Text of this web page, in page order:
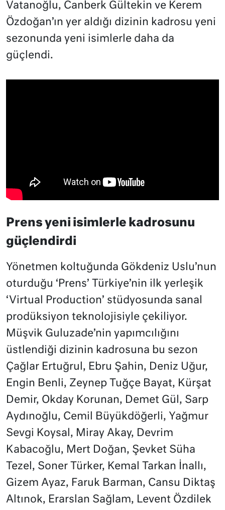
Vatanoğlu, Canberk Gültekin ve Kerem
Özdoğan’ın yer aldığı dizinin kadrosu yeni
sezonunda yeni isimlerle daha da
güçlendi.
Prens yeni isimlerle kadrosunu
güçlendirdi
Yönetmen koltuğunda Gökdeniz Uslu’nun
oturduğu ‘Prens’ Türkiye’nin ilk yerleşik
‘Virtual Production’ stüdyosunda sanal
prodüksiyon teknolojisiyle çekiliyor.
Müşvik Guluzade’nin yapımcılığını
üstlendiği dizinin kadrosuna bu sezon
Çağlar Ertuğrul, Ebru Şahin, Deniz Uğur,
Engin Benli, Zeynep Tuğçe Bayat, Kürşat
Demir, Okday Korunan, Demet Gül, Sarp
Aydınoğlu, Cemil Büyükdöğerli, Yağmur
Sevgi Koysal, Miray Akay, Devrim
Kabacoğlu, Mert Doğan, Şevket Süha
Tezel, Soner Türker, Kemal Tarkan İnallı,
Gizem Ayaz, Faruk Barman, Cansu Diktaş
Altınok, Erarslan Sağlam, Levent Özdilek